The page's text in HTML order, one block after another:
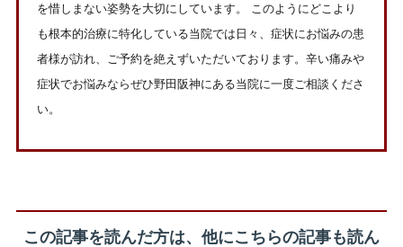
を惜しまない姿勢を大切にしています。 このようにどこより
も根本的治療に特化している当院では日々、症状にお悩みの患
者様が訪れ、ご予約を絶えずいただいております。辛い痛みや
症状でお悩みならぜひ野田阪神にある当院に一度ご相談くださ
い。
この記事を読んだ方は、他にこちらの記事も読ん